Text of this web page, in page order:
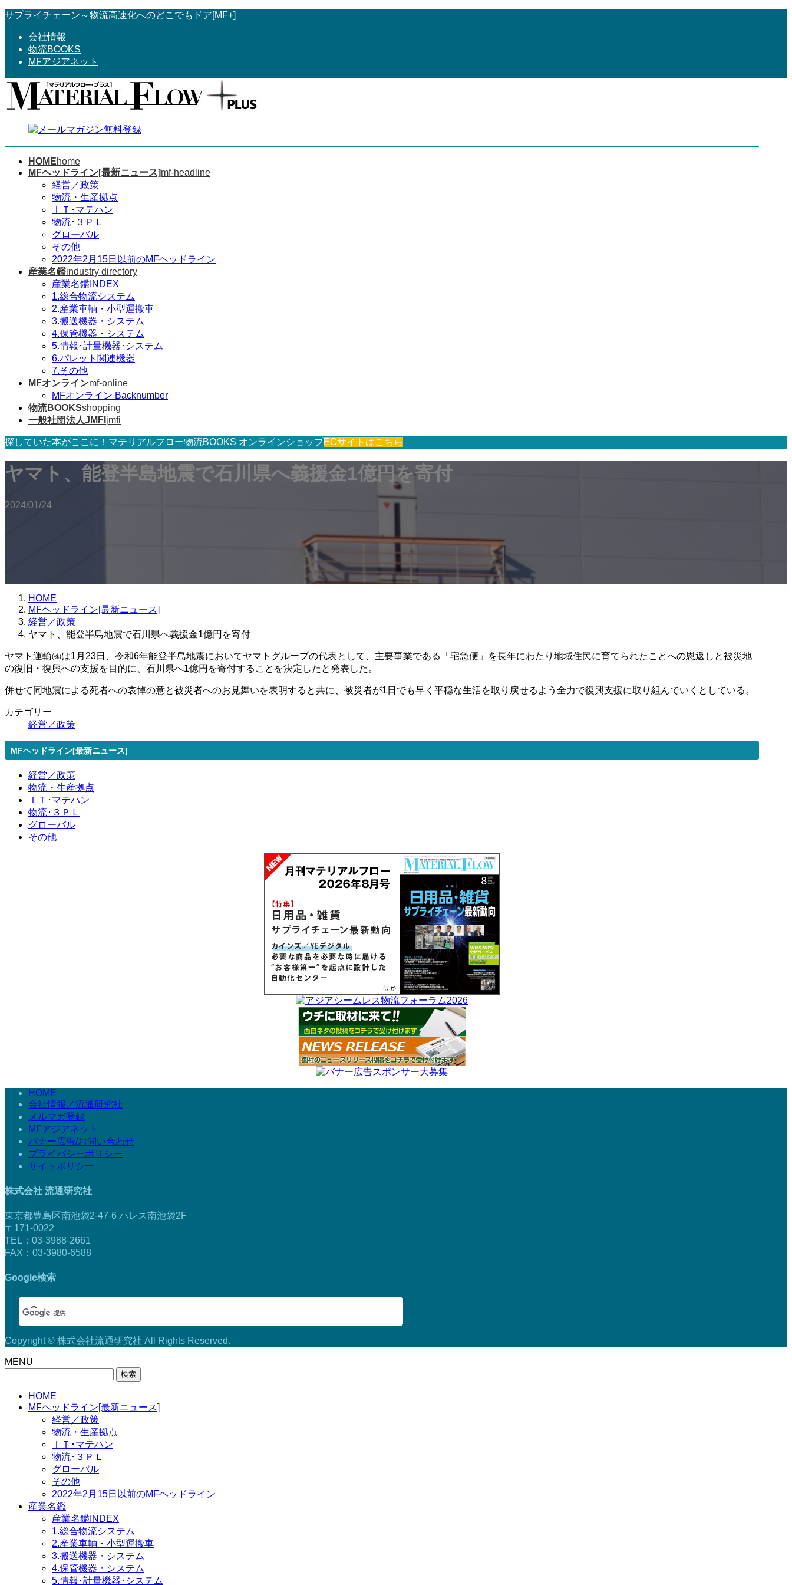
コ
へ
ス
ナ
ョ
ン
サプライチェーン～物流高速化へのどこでもドア[MF+]
会社情報
物流BOOKS
MFアジアネット
HOMEhome
MFヘッドライン[最新ニュース]mf-headline
経営／政策
物流・生産拠点
ＩＴ･マテハン
物流･３ＰＬ
グローバル
その他
2022年2月15日以前のMFヘッドライン
産業名鑑industry directory
産業名鑑INDEX
1.総合物流システム
2.産業車輌・小型運搬車
3.搬送機器・システム
4.保管機器・システム
5.情報･計量機器･システム
6.パレット関連機器
7.その他
MFオンラインmf-online
MFオンライン Backnumber
物流BOOKSshopping
一般社団法人JMFI jmfi
探していた本がここに！マテリアルフロー物流BOOKS オンラインショップECサイトはこちら
ヤマト、能登半島地震で石川県へ義援金1億円を寄付
2024/01/24
HOME
MFヘッドライン[最新ニュース]
経営／政策
ヤマト、能登半島地震で石川県へ義援金1億円を寄付
ヤマト運輸㈱は1月23日、令和6年能登半島地震においてヤマトグループの代表として、主要事業である「宅急便」を長年にわたり地域住民に育てられたことへの恩返しと被災地
の復旧・復興への支援を目的に、石川県へ1億円を寄付することを決定したと発表した。
併せて同地震による死者への哀悼の意と被災者へのお見舞いを表明すると共に、被災者が1日でも早く平穏な生活を取り戻せるよう全力で復興支援に取り組んでいくとしている。
カテゴリー
経営／政策
MFヘッドライン[最新ニュース]
経営／政策
物流・生産拠点
ＩＴ･マテハン
物流･３ＰＬ
グローバル
その他
HOME
会社情報／流通研究社
メルマガ登録
MFアジアネット
バナー広告/お問い合わせ
プライバシーポリシー
サイトポリシー
株式会社 流通研究社
東京都豊島区南池袋2-47-6 パレス南池袋2F
〒171-0022
TEL：03-3988-2661
FAX：03-3980-6588
Google検索
Copyright © 株式会社流通研究社 All Rights Reserved.
MENU
HOME
MFヘッドライン[最新ニュース]
経営／政策
物流・生産拠点
ＩＴ･マテハン
物流･３ＰＬ
グローバル
その他
2022年2月15日以前のMFヘッドライン
産業名鑑
産業名鑑INDEX
1.総合物流システム
2.産業車輌・小型運搬車
3.搬送機器・システム
4.保管機器・システム
5.情報･計量機器･システム